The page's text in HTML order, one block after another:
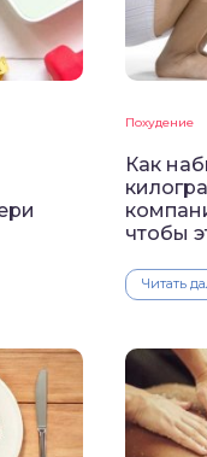
Похудение
Как
чтобы
Читать